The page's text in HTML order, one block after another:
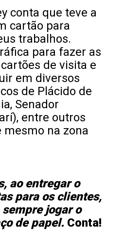
conta que teve a
cartão para
trabalhos.
para fazer as
de visita e
em diversos
de Plácido de
Senador
entre outros
na zona
ao entregar o
para os clientes,
jogar o
de papel. Conta!